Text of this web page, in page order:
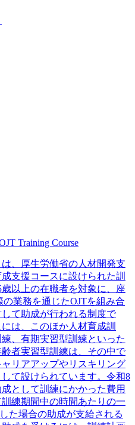
Training Course
、厚生労働省の人材開発支
支援コースに設けられた訓
以上の在職者を対象に、座
業務を通じたOJTを組み合
て助成が行われる制度で
は、このほか人材育成訓
、有期実習型訓練といった
者実習型訓練は、その中で
リアアップやリスキリング
て設けられています。令和8
として訓練にかかった費用
練期間中の時間あたりの一
た場合の助成が支給される